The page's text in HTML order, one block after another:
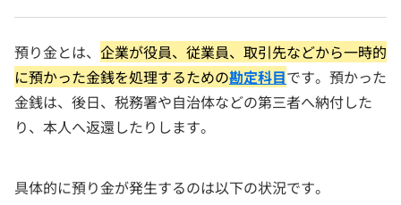
預り金とは、 企業が役員、従業員、取引先などから一時的
に預かった金銭を処理するための勘定科目です。預かった
金銭は、後日、税務署や自治体などの第三者へ納付した
り、本人へ返還したりします。
具体的に預り金が発生するのは以下の状況です。